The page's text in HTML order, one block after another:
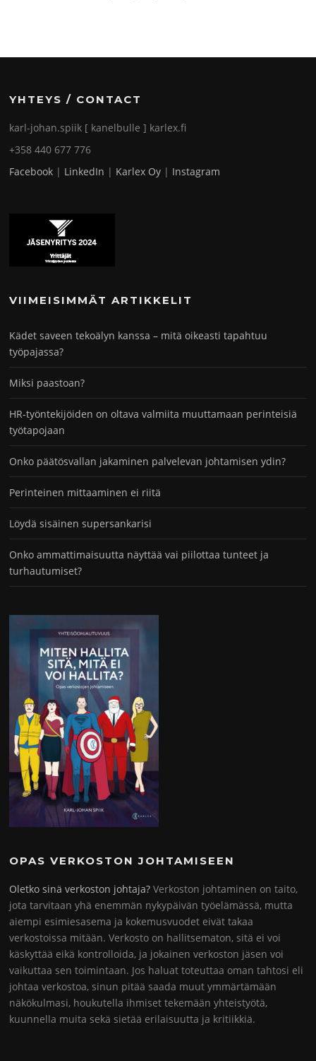
YHTEYS / CONTACT
karl-johan.spiik [ kanelbulle ] karlex.fi
+358 440 677 776
Facebook | LinkedIn | Karlex Oy | Instagram
VIIMEISIMMÄT ARTIKKELIT
Kädet saveen tekoälyn kanssa – mitä oikeasti tapahtuu
työpajassa?
Miksi paastoan?
HR-työntekijöiden on oltava valmiita muuttamaan perinteisiä
työtapojaan
Onko päätösvallan jakaminen palvelevan johtamisen ydin?
Perinteinen mittaaminen ei riitä
Löydä sisäinen supersankarisi
Onko ammattimaisuutta näyttää vai piilottaa tunteet ja
turhautumiset?
OPAS VERKOSTON JOHTAMISEEN
Oletko sinä verkoston johtaja? Verkoston johtaminen on taito,
jota tarvitaan yhä enemmän nykypäivän työelämässä, mutta
aiempi esimiesasema ja kokemusvuodet eivät takaa
verkostoissa mitään. Verkosto on hallitsematon, sitä ei voi
käskyttää eikä kontrolloida, ja jokainen verkoston jäsen voi
vaikuttaa sen toimintaan. Jos haluat toteuttaa oman tahtosi eli
johtaa verkostoa, sinun pitää saada muut ymmärtämään
näkökulmasi, houkutella ihmiset tekemään yhteistyötä,
kuunnella muita sekä sietää erilaisuutta ja kritiikkiä.